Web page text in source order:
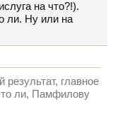
на что?!).
ли. Ну или на
главное
ли, Памфилову